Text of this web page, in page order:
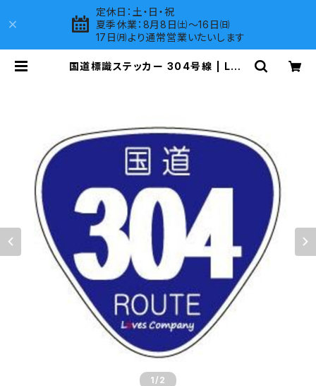
定休日：土・日・祝
夏季休業：8月8日㈯～16日㈰
17日㈪より通常営業いたいします
国道標識ステッカー 304号線 | LOV
1 /2